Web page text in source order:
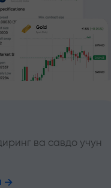
ва савдо учун